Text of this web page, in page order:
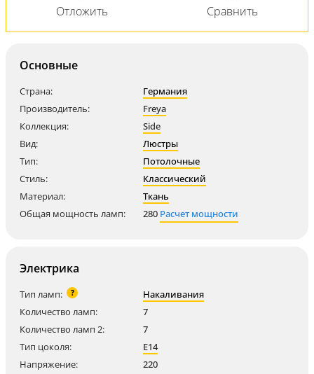
Основные
Страна:
Германия
Производитель:
Freya
Коллекция:
Side
Вид:
Люстры
Тип:
Потолочные
Стиль:
Классический
Материал:
Ткань
Общая мощность ламп:
280 Расчет мощности
Электрика
Тип ламп: ?
Накаливания
Количество ламп:
7
Количество ламп 2:
7
Тип цоколя:
E14
Напряжение:
220